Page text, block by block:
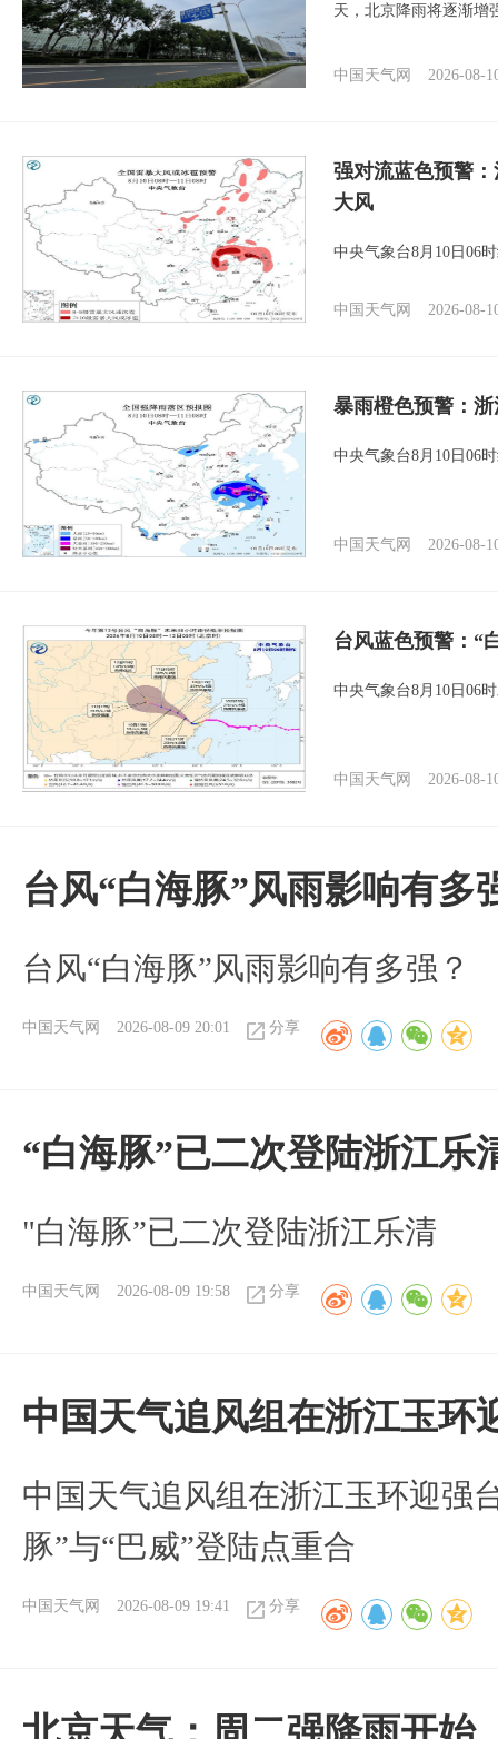
天，北京降雨将逐渐增
中国天气网 2026-08-
强对流蓝色预警
大风
中央气象台8月10日06
中国天气网 2026-08-
暴雨橙色预警：
中央气象台8月10日06
中国天气网 2026-08-
台风蓝色预警：“
中央气象台8月10日06
中国天气网 2026-08-
台风“白海豚”风雨影响有多
台风“白海豚”风雨影响有多强？
中国天气网 2026-08-09 20:01 分享
“白海豚”已二次登陆浙江乐
"白海豚”已二次登陆浙江乐清
中国天气网 2026-08-09 19:58 分享
中国天气追风组在浙江玉环
中国天气追风组在浙江玉环迎强
豚”与“巴威”登陆点重合
中国天气网 2026-08-09 19:41 分享